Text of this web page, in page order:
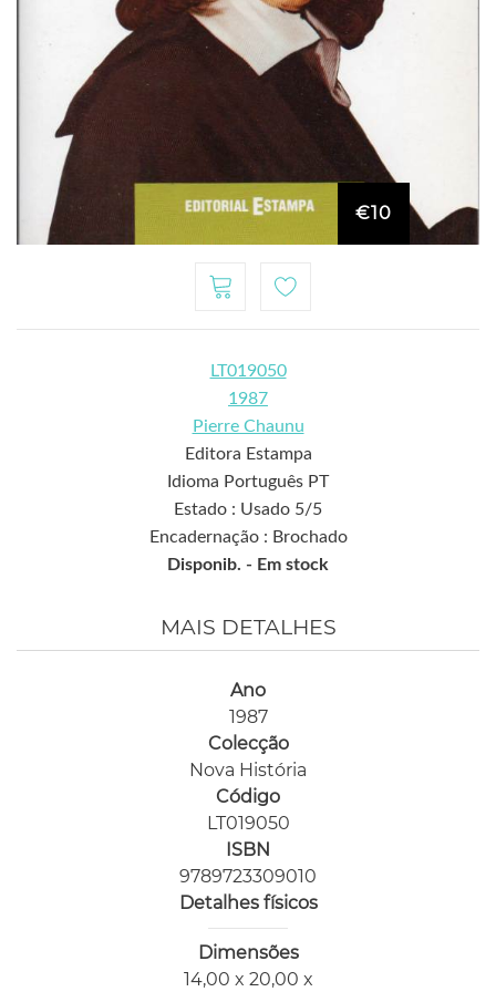
€10
LT019050
1987
Pierre Chaunu
Editora Estampa
Idioma Português PT
Estado : Usado 5/5
Encadernação : Brochado
Disponib. - Em stock
MAIS DETALHES
Ano
1987
Colecção
Nova História
Código
LT019050
ISBN
9789723309010
Detalhes físicos
Dimensões
14,00 x 20,00 x